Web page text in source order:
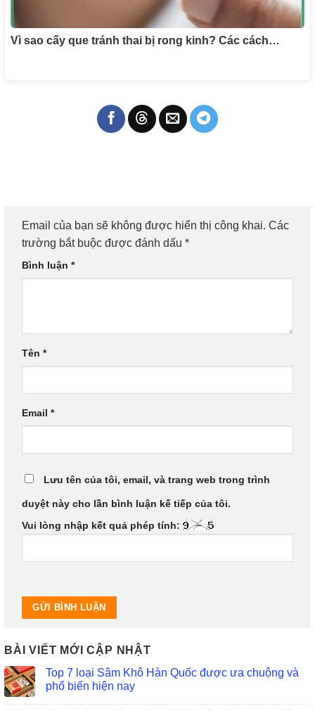
Vì sao cấy que tránh thai bị rong kinh? Các cách…
Email của bạn sẽ không được hiển thị công khai. Các
trường bắt buộc được đánh dấu *
Bình luận *
Tên *
Email *
Lưu tên của tôi, email, và trang web trong trình
duyệt này cho lần bình luận kế tiếp của tôi.
Vui lòng nhập kết quả phép tính:
BÀI VIẾT MỚI CẬP NHẬT
Top 7 loại Sâm Khô Hàn Quốc được ưa chuộng và
phổ biến hiện nay